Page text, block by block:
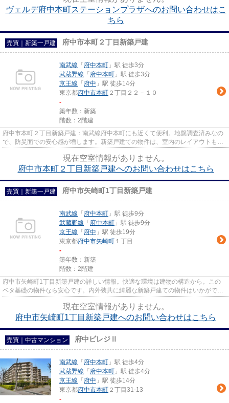
ヴェルデ府中本町ステーションプラザへのお問い合わせはこ
ちら
売買｜新築一戸建 府中市本町２丁目新築戸建
南武線 「 府中本町 」駅 徒歩3分
武蔵野線 「 府中本町 」駅 徒歩3分
京王線 「 府中 」駅 徒歩14分
東京都府中市本町 ２丁目２２－１０
-
築年数：新築
階数：2階建
府中市本町２丁目新築戸建：南武線府中本町にも近くて便利。地盤調査済みなの
で、防災面での安心感が増します。新築戸建ての物件は、室内のレイアウトも自
現在空室情報がありません。
府中市本町２丁目新築戸建へのお問い合わせはこちら
売買｜新築一戸建 府中市矢崎町1丁目新築戸建
南武線 「 府中本町 」駅 徒歩9分
武蔵野線 「 府中本町 」駅 徒歩9分
京王線 「 府中 」駅 徒歩19分
東京都府中市矢崎町 １丁目
-
築年数：新築
階数：2階建
府中市矢崎町1丁目新築戸建の詳しい情報。快適な環境は建物の構造から。この
ベタ基礎の物件なら安心です。内外装共に綺麗な新築戸建ての物件はいかがでし
現在空室情報がありません。
府中市矢崎町1丁目新築戸建へのお問い合わせはこちら
売買｜中古マンション 府中ビレジⅡ
南武線 「 府中本町 」駅 徒歩4分
武蔵野線 「 府中本町 」駅 徒歩4分
京王線 「 府中 」駅 徒歩14分
東京都府中市本町 ２丁目31-13
-